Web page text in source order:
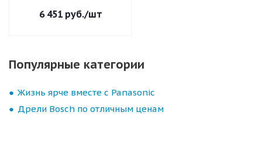
6 451руб./шт
Популярные категории
Жизнь ярче вместе с Panasonic
Дрели Bosch по отличным ценам